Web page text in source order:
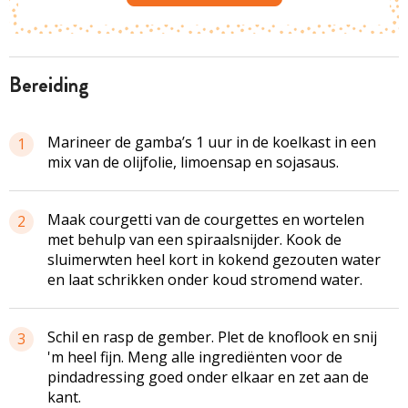
bereiding
1
Marineer de gamba’s 1 uur in de koelkast in een
mix van de olijfolie, limoensap en sojasaus.
2
Maak courgetti van de courgettes en wortelen
met behulp van een spiraalsnijder. Kook de
sluimerwten heel kort in kokend gezouten water
en laat schrikken onder koud stromend water.
3
Schil en rasp de gember. Plet de knoflook en snij
'm heel fijn. Meng alle ingrediënten voor de
pindadressing goed onder elkaar en zet aan de
kant.